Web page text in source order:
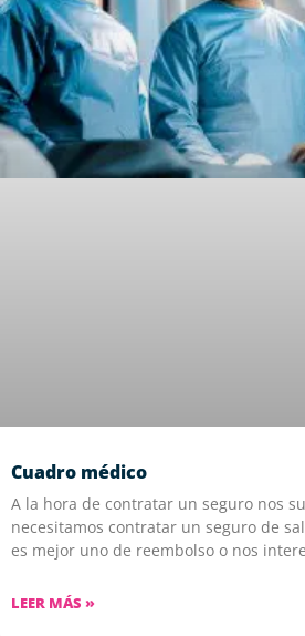
Cuadro médico
A la hora de contratar un seguro nos
necesitamos contratar un seguro de
es mejor uno de reembolso o nos
LEER MÁS »